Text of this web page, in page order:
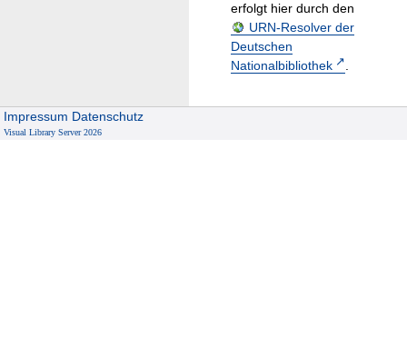
erfolgt hier durch den
URN-Resolver der
Deutschen
Nationalbibliothek
.
Impressum Datenschutz
Visual Library Server 2026